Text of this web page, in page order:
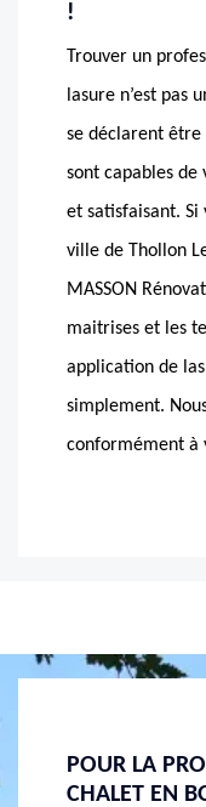
!
Trouver un
lasure n’est pas
se déclarent être
sont capables
et satisfaisant.
ville de Thollon
MASSON
maitrises et les
application de
simplement.
conformément à
POUR LA
CHALET EN